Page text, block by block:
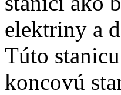
elektriny a
Túto
koncovú